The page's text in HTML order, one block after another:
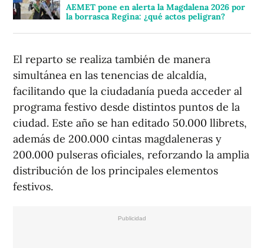
AEMET pone en alerta la Magdalena 2026 por
la borrasca Regina: ¿qué actos peligran?
El reparto se realiza también de manera
simultánea en las tenencias de alcaldía,
facilitando que la ciudadanía pueda acceder al
programa festivo desde distintos puntos de la
ciudad. Este año se han editado 50.000 llibrets,
además de 200.000 cintas magdaleneras y
200.000 pulseras oficiales, reforzando la amplia
distribución de los principales elementos
festivos.